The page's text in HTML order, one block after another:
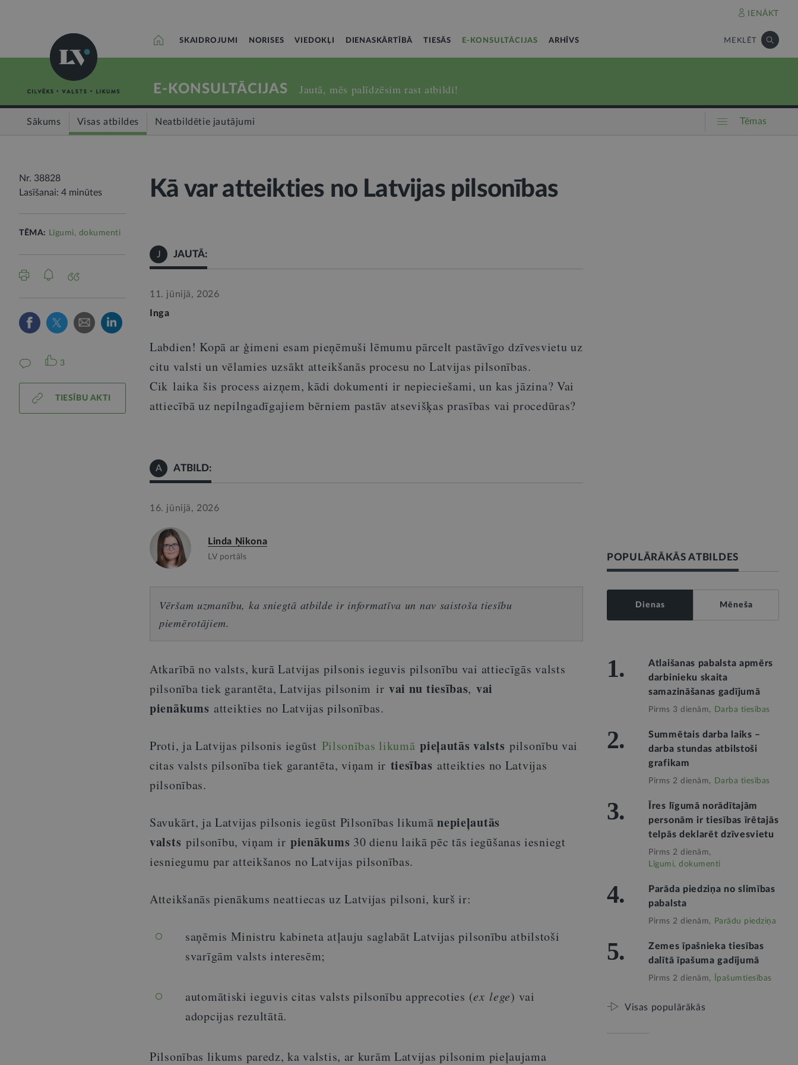
IENĀKT
SKAIDROJUMI NORISES VIEDOKĻI DIENASKĀRTĪBĀ TIESĀS E-KONSULTĀCIJAS ARHĪVS MEKLĒT
E-KONSULTĀCIJAS Jautā, mēs palīdzēsim rast atbildi!
Sākums Visas atbildes Neatbildētie jautājumi Tēmas
Nr. 38828
Lasīšanai: 4 minūtes
TĒMA: Līgumi, dokumenti
3
TIESĪBU AKTI
Kā var atteikties no Latvijas pilsonības
J JAUTĀ:
11. jūnijā, 2026
Inga
Labdien! Kopā ar ģimeni esam pieņēmuši lēmumu pārcelt pastāvīgo dzīvesvietu uz
citu valsti un vēlamies uzsākt atteikšanās procesu no Latvijas pilsonības.
Cik laika šis process aizņem, kādi dokumenti ir nepieciešami,un kas jāzina? Vai
attiecībā uz nepilngadīgajiem bērniem pastāv atsevišķas prasības vai procedūras?
A ATBILD:
16. jūnijā, 2026
Linda Ņikona
LV portāls
Vēršam uzmanību, ka sniegtā atbilde ir informatīva un nav saistoša tiesību
piemērotājiem.
Atkarībā no valsts, kurā Latvijas pilsonis ieguvis pilsonību vai attiecīgās valsts
pilsonība tiek garantēta, Latvijas pilsonim ir vai nu tiesības, vai
pienākums atteikties no Latvijas pilsonības.
Proti, ja Latvijas pilsonis iegūst Pilsonības likumā pieļautās valsts pilsonību vai
citas valsts pilsonība tiek garantēta, viņam ir tiesības atteikties no Latvijas
pilsonības.
Savukārt, ja Latvijas pilsonis iegūst Pilsonības likumānepieļautās
valsts pilsonību, viņam ir pienākums 30 dienu laikā pēc tās iegūšanas iesniegt
iesniegumu par atteikšanos no Latvijas pilsonības.
Atteikšanās pienākums neattiecas uz Latvijas pilsoni, kurš ir:
saņēmis Ministru kabineta atļauju saglabāt Latvijas pilsonību atbilstoši
svarīgām valsts interesēm;
automātiski ieguvis citas valsts pilsonību apprecoties (ex lege) vai
adopcijas rezultātā.
Pilsonības likums paredz, ka valstis, ar kurām Latvijas pilsonim pieļaujama
POPULĀRĀKĀS ATBILDES
Dienas Mēneša
1.
Atlaišanas pabalsta apmērs
darbinieku skaita
samazināšanas gadījumā
Pirms 3 dienām, Darba tiesības
2.
Summētais darba laiks –
darba stundas atbilstoši
grafikam
Pirms 2 dienām, Darba tiesības
3.
Īres līgumā norādītajām
personām ir tiesības īrētajās
telpās deklarēt dzīvesvietu
Pirms 2 dienām,
Līgumi, dokumenti
4.
Parāda piedziņa no slimības
pabalsta
Pirms 2 dienām, Parādu piedziņa
5.
Zemes īpašnieka tiesības
dalītā īpašuma gadījumā
Pirms 2 dienām, Īpašumtiesības
Visas populārākās